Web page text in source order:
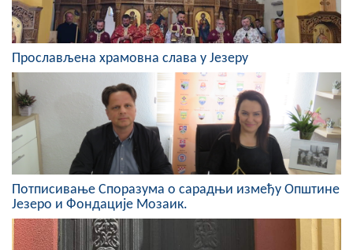
Фотогалерија
НАЧЕЛНИК
О Начелнику
Замјеник начелника
Извјештај о раду начелника
СКУПШТИНА
Статут Општине
Прослављена храмовна слава у Језеру
Потписивање Споразума о сарадњи између Општине
Језеро и Фондације Мозаик.